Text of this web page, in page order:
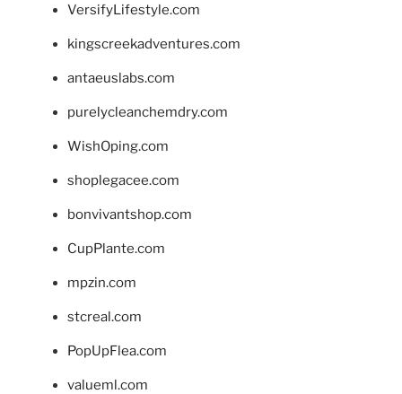
VersifyLifestyle.com
kingscreekadventures.com
antaeuslabs.com
purelycleanchemdry.com
WishOping.com
shoplegacee.com
bonvivantshop.com
CupPlante.com
mpzin.com
stcreal.com
PopUpFlea.com
valueml.com